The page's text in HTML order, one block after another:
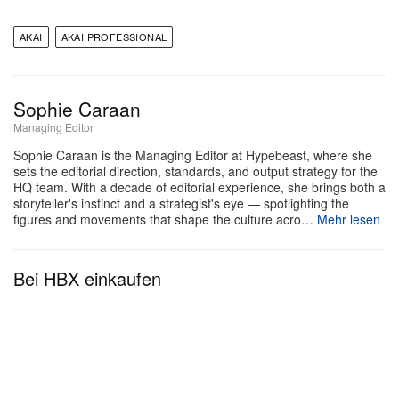
Kombination mit 4 GB RAM und 64 GB internem
gleichzeitige Plugin‑Instrumente und 16
Stereo‑Audiotracks, ganz ohne Computer in der
Kette. MPC 3.9 OS nutzt diese Reserven mit einem
vollwertigen Linear Arranger, der DAW‑ähnliches
Arrangieren direkt auf die Hardware bringt, einer
via direktem Projekt‑Import und ‑Export. Ein
AKAI AKAI PROFESSIONAL
Sophie Caraan
Managing Editor
Sophie Caraan is the Managing Editor at Hypebeast, where she
sets the editorial direction, standards, and output strategy for the
HQ team. With a decade of editorial experience, she brings both a
storyteller's instinct and a strategist's eye — spotlighting the
figures and movements that shape the culture acro… Mehr lesen
Bei HBX einkaufen